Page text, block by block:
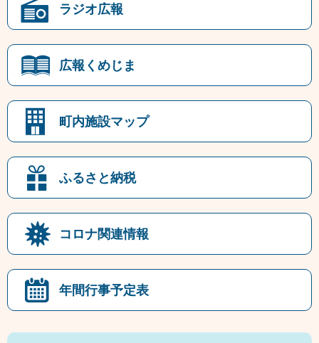
ラジオ広報
広報くめじま
町内施設マップ
ふるさと納税
コロナ関連情報
年間行事予定表